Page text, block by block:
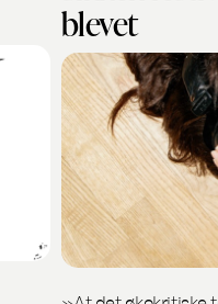
blevet